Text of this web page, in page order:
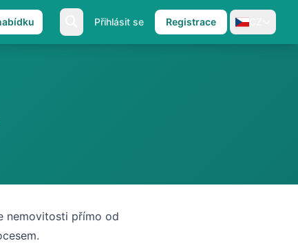
Přihlásit se Registrace
nemovitosti přímo od